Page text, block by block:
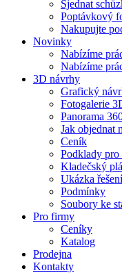
Sjednat
Poptávkový
Nakupujte
Novinky
Nabízíme
Nabízíme
3D návrhy
Grafický
Fotogalerie
Panorama
Jak objednat
Ceník
Podklady pro
Kladečský
Ukázka
Podmínky
Soubory ke
Pro firmy
Ceníky
Katalog
Prodejna
Kontakty